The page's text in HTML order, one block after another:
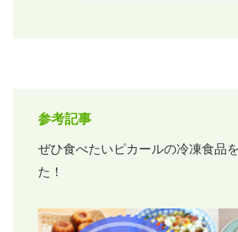
参考記事
ぜひ食べたいピカールの冷凍食品
た！